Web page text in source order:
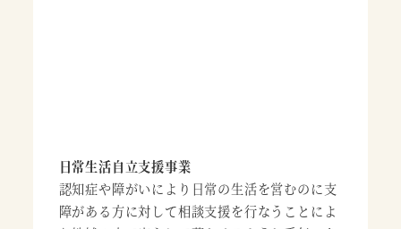
日常生活自立支援事業
認知症や障がいにより日常の生活を営むのに支
障がある方に対して相談支援を行なうことによ